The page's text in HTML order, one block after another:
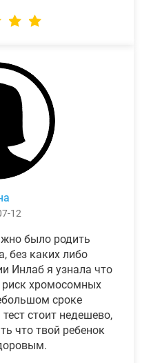
12
было родить
без каких либо
Инлаб я узнала что
риск хромосомных
сроке
стоит недешево,
что твой ребенок